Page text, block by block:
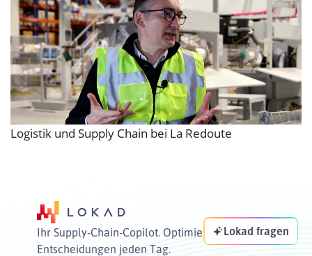
Logistik und Supply Chain bei La Redoute
Ihr Supply-Chain-Copilot. Optimiert Ihre
Entscheidungen jeden Tag.
Lokad fragen